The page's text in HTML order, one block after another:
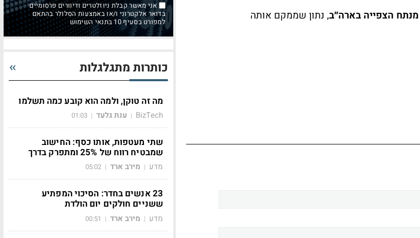
, נתון שממקם אותה
אני מאשר קבלת ניוזלטרים ודיוורים פרסומיים
בדואר אלקטרוני ו/או באמצעות הסלולר בהתאם
למפורט בסעיף 10 בתנאי השימוש
כותרות מתגלגלות
מה זה טוקן, ולמה הוא קובע כמה תשלמו
BizTech
| ענת גלעד |
01:03
שתי מעטפות, אותו כסף: החישוב
שמבטיח רווח של 25% ומתפרק בדרך
מדע | מירב ארד |
05:02
23 אנשים בחדר: הסיכוי המפתיע
ששניים חולקים יום הולדת
מדע | מירב ארד |
00:51